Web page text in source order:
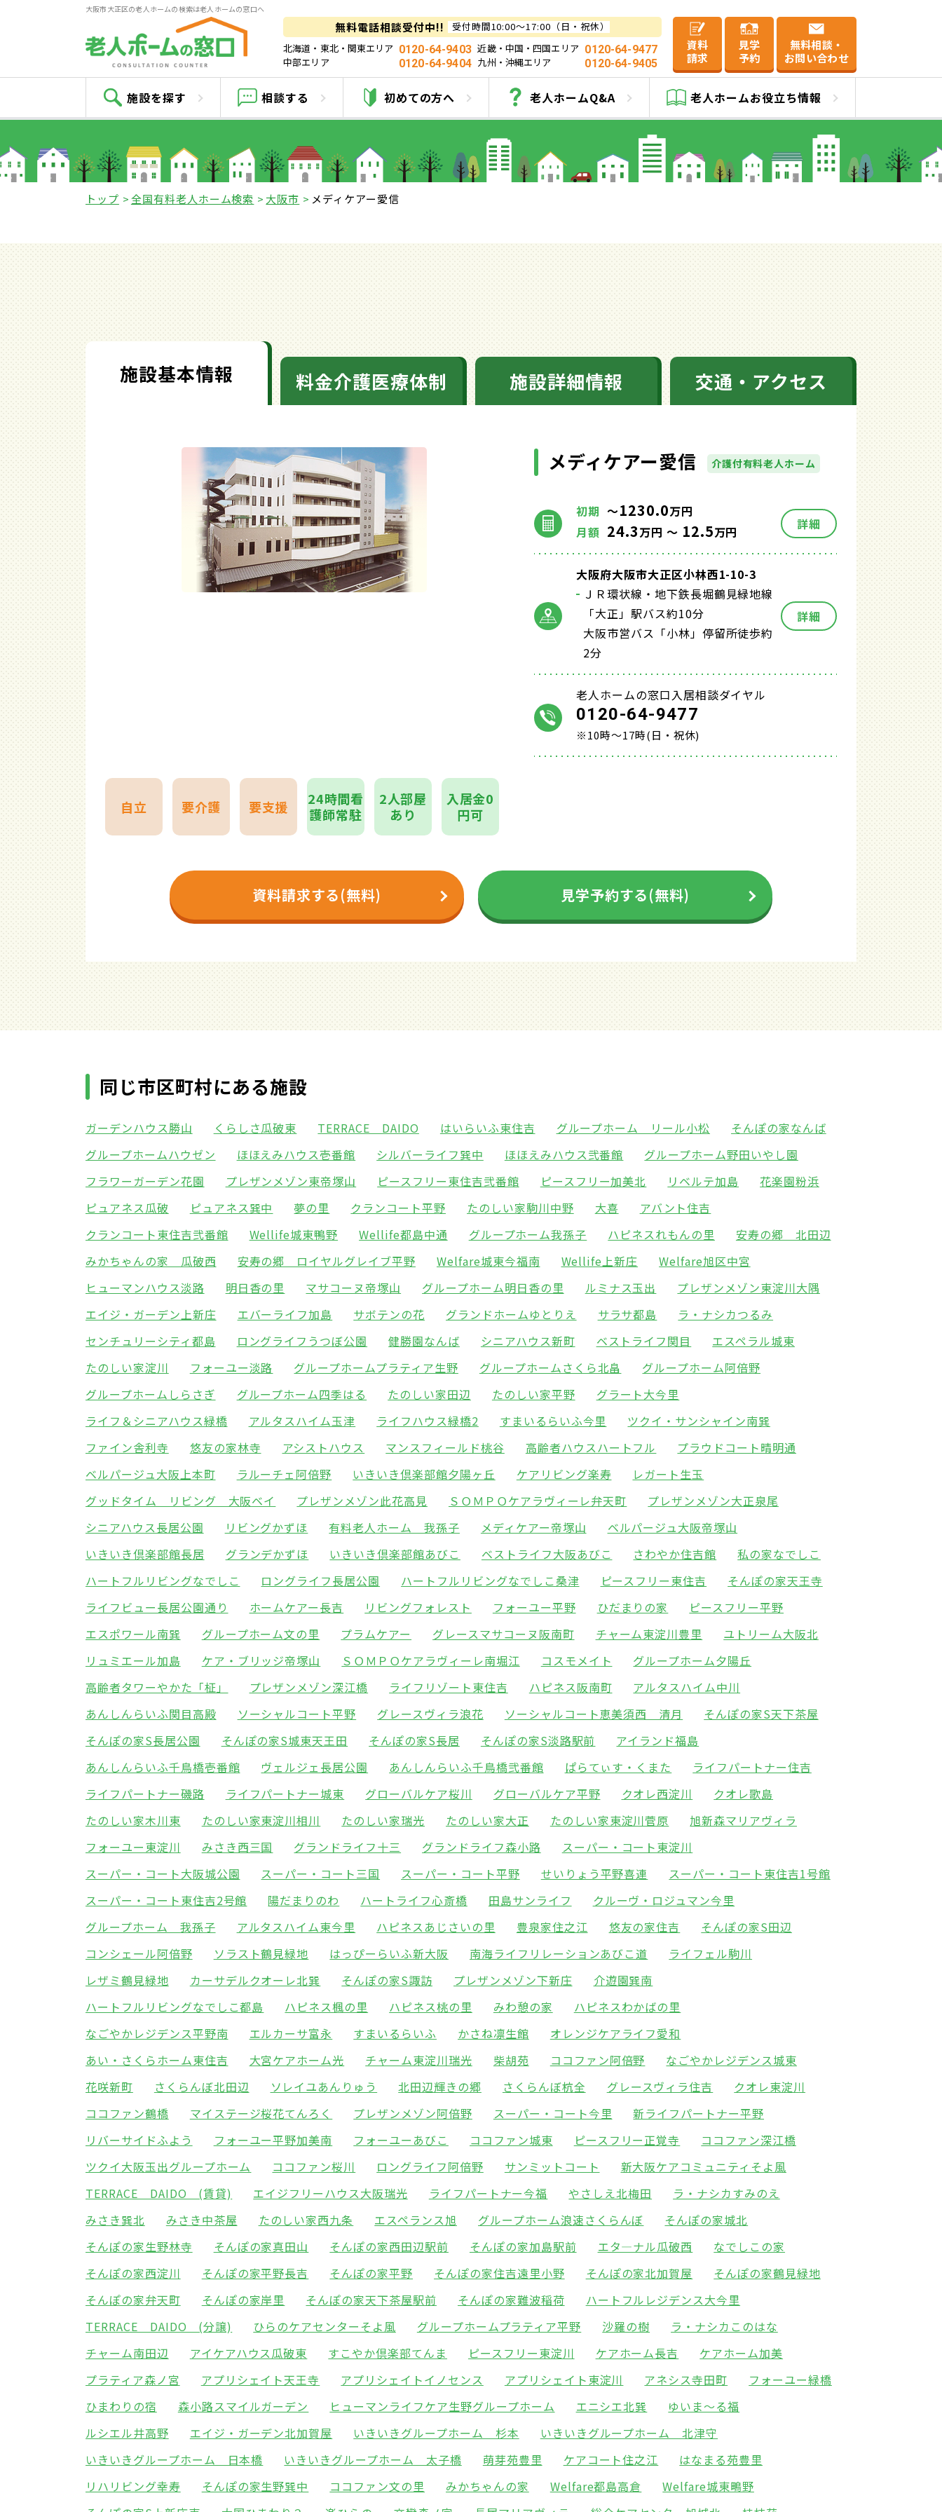
大阪市大正区の老人ホームの検索は老人ホームの窓口へ
無料電話相談受付中!!
受付時間10:00～17:00（日・祝休）
北海道・東北・関東エリア 0120-64-9403 近畿・中国・四国エリア 0120-64-9477
中部エリア
0120-64-9404 九州・沖縄エリア 0120-64-9405
資料
請求
見学
予約
無料相談・
お問い合わせ
施設を探す 相談する 初めての方へ 老人ホームQ&A 老人ホームお役立ち情報
メディケアー愛信
トップ 全国有料老人ホーム検索 大阪市 メディケアー愛信
施設基本情報 料金介護医療体制 施設詳細情報 交通・アクセス
メディケアー愛信 介護付有料老人ホーム
初期 ～1230.0万円
月額 24.3万円 ～ 12.5万円 詳細
大阪府大阪市大正区小林西1-10-3
ＪＲ環状線・地下鉄長堀鶴見緑地線
「大正」駅バス約10分
大阪市営バス「小林」停留所徒歩約
2分
詳細
老人ホームの窓口入居相談ダイヤル
0120-64-9477
※10時～17時(日・祝休)
自立 要介護 要支援
24時間看
護師常駐
2人部屋
あり
入居金0
円可
資料請求する(無料) 見学予約する(無料)
同じ市区町村にある施設
ガーデンハウス勝山 くらしさ瓜破東 TERRACE DAIDO はいらいふ東住吉 グループホーム リール小松
そんぽの家なんば
グループホームハウゼン
ほほえみハウス壱番館 シルバーライフ巽中 ほほえみハウス弐番館
グループホーム野田いやし園
フラワーガーデン花園
プレザンメゾン東帝塚山 ピースフリー東住吉弐番館 ピースフリー加美北 リベルテ加島
花楽園粉浜
ピュアネス瓜破
ピュアネス巽中 夢の里 クランコート平野 たのしい家駒川中野 大喜
アバント住吉
クランコート東住吉弐番館
Wellife城東鴨野 Wellife都島中通 グループホーム我孫子 ハピネスれもんの里
安寿の郷 北田辺
みかちゃんの家 瓜破西
安寿の郷 ロイヤルグレイブ平野 Welfare城東今福南 Wellife上新庄
Welfare旭区中宮
ヒューマンハウス淡路
明日香の里 マサコーヌ帝塚山 グループホーム明日香の里 ルミナス玉出
プレザンメゾン東淀川大隅
エイジ・ガーデン上新庄
エバーライフ加島 サボテンの花 グランドホームゆとりえ サラサ都島
ラ・ナシカつるみ
センチュリーシティ都島
ロングライフうつぼ公園 健勝園なんば シニアハウス新町 ベストライフ関目
エスペラル城東
たのしい家淀川
フォーユー淡路 グループホームプラティア生野 グループホームさくら北畠
グループホーム阿倍野
グループホームしらさぎ
グループホーム四季はる たのしい家田辺 たのしい家平野
グラート大今里
ライフ＆シニアハウス緑橋
アルタスハイム玉津 ライフハウス緑橋2 すまいるらいふ今里
ツクイ・サンシャイン南巽
ファイン舎利寺
悠友の家林寺 アシストハウス マンスフィールド桃谷 高齢者ハウスハートフル
プラウドコート晴明通
ベルパージュ大阪上本町
ラルーチェ阿倍野 いきいき倶楽部館夕陽ヶ丘 ケアリビング楽寿
レガート生玉
グッドタイム リビング 大阪ベイ
プレザンメゾン此花高見 ＳＯＭＰＯケアラヴィーレ弁天町
プレザンメゾン大正泉尾
シニアハウス長居公園
リビングかずほ 有料老人ホーム 我孫子 メディケアー帝塚山
ベルパージュ大阪帝塚山
いきいき倶楽部館長居
グランデかずほ いきいき倶楽部館あびこ ベストライフ大阪あびこ さわやか住吉館
私の家なでしこ
ハートフルリビングなでしこ
ロングライフ長居公園 ハートフルリビングなでしこ桑津 ピースフリー東住吉
そんぽの家天王寺
ライフビュー長居公園通り
ホームケアー長吉 リビングフォレスト フォーユー平野 ひだまりの家
ピースフリー平野
エスポワール南巽
グループホーム文の里 プラムケアー グレースマサコーヌ阪南町 チャーム東淀川豊里
ユトリーム大阪北
リュミエール加島
ケア・ブリッジ帝塚山 ＳＯＭＰＯケアラヴィーレ南堀江 コスモメイト
グループホーム夕陽丘
高齢者タワーやかた「柾」
プレザンメゾン深江橋 ライフリゾート東住吉 ハピネス阪南町
アルタスハイム中川
あんしんらいふ関目高殿
ソーシャルコート平野 グレースヴィラ浪花 ソーシャルコート恵美須西 清月
そんぽの家S天下茶屋
そんぽの家S長居公園
そんぽの家S城東天王田 そんぽの家S長居 そんぽの家S淡路駅前
アイランド福島
あんしんらいふ千鳥橋壱番館
ヴェルジェ長居公園 あんしんらいふ千鳥橋弐番館 ぱらてぃす・くまた
ライフパートナー住吉
ライフパートナー磯路
ライフパートナー城東 グローバルケア桜川 グローバルケア平野 クオレ西淀川
クオレ歌島
たのしい家木川東
たのしい家東淀川相川 たのしい家瑞光 たのしい家大正 たのしい家東淀川菅原
旭新森マリアヴィラ
フォーユー東淀川
みさき西三国 グランドライフ十三 グランドライフ森小路
スーパー・コート東淀川
スーパー・コート大阪城公園
スーパー・コート三国 スーパー・コート平野 せいりょう平野喜連
スーパー・コート東住吉1号館
スーパー・コート東住吉2号館
陽だまりのわ ハートライフ心斎橋 田島サンライフ
クルーヴ・ロジュマン今里
グループホーム 我孫子
アルタスハイム東今里 ハピネスあじさいの里 豊泉家住之江 悠友の家住吉
そんぽの家S田辺
コンシェール阿倍野
ソラスト鶴見緑地 はっぴーらいふ新大阪 南海ライフリレーションあびこ道
ライフェル駒川
レザミ鶴見緑地
カーサデルクオーレ北巽 そんぽの家S諏訪 プレザンメゾン下新庄
介遊園巽南
ハートフルリビングなでしこ都島
ハピネス楓の里 ハピネス桃の里 みわ憩の家
ハピネスわかばの里
なごやかレジデンス平野南
エルカーサ富永 すまいるらいふ かさね凛生館
オレンジケアライフ愛和
あい・さくらホーム東住吉
大宮ケアホーム光 チャーム東淀川瑞光 柴胡苑 ココファン阿倍野
なごやかレジデンス城東
花咲新町
さくらんぼ北田辺 ソレイユあんりゅう 北田辺輝きの郷 さくらんぼ杭全 グレースヴィラ住吉
クオレ東淀川
ココファン鶴橋
マイステージ桜花てんろく プレザンメゾン阿倍野 スーパー・コート今里
新ライフパートナー平野
リバーサイドふよう
フォーユー平野加美南 フォーユーあびこ ココファン城東 ピースフリー正覚寺
ココファン深江橋
ツクイ大阪玉出グループホーム
ココファン桜川 ロングライフ阿倍野 サンミットコート
新大阪ケアコミュニティそよ風
TERRACE DAIDO (賃貸)
エイジフリーハウス大阪瑞光 ライフパートナー今福 やさしえ北梅田
ラ・ナシカすみのえ
みさき巽北
みさき中茶屋 たのしい家西九条 エスペランス旭 グループホーム浪速さくらんぼ
そんぽの家城北
そんぽの家生野林寺
そんぽの家真田山 そんぽの家西田辺駅前 そんぽの家加島駅前 エタ―ナル瓜破西
なでしこの家
そんぽの家西淀川
そんぽの家平野長吉 そんぽの家平野 そんぽの家住吉遠里小野 そんぽの家北加賀屋
そんぽの家鶴見緑地
そんぽの家弁天町
そんぽの家岸里 そんぽの家天下茶屋駅前 そんぽの家難波稲荷
ハートフルレジデンス大今里
TERRACE DAIDO (分譲)
ひらのケアセンターそよ風 グループホームプラティア平野 沙羅の樹
ラ・ナシカこのはな
チャーム南田辺
アイケアハウス瓜破東 すこやか倶楽部てんま ピースフリー東淀川 ケアホーム長吉
ケアホーム加美
プラティア森ノ宮
アプリシェイト天王寺 アプリシェイトイノセンス アプリシェイト東淀川 アネシス寺田町
フォーユー緑橋
ひまわりの宿
森小路スマイルガーデン ヒューマンライフケア生野グループホーム エニシエ北巽
ゆいま～る福
ルシエル井高野
エイジ・ガーデン北加賀屋 いきいきグループホーム 杉本
いきいきグループホーム 北津守
いきいきグループホーム 日本橋
いきいきグループホーム 太子橋 萌芽苑豊里 ケアコート住之江
はなまる苑豊里
リハリビング幸寿
そんぽの家生野巽中 ココファン文の里 みかちゃんの家 Welfare都島高倉
Welfare城東鴫野